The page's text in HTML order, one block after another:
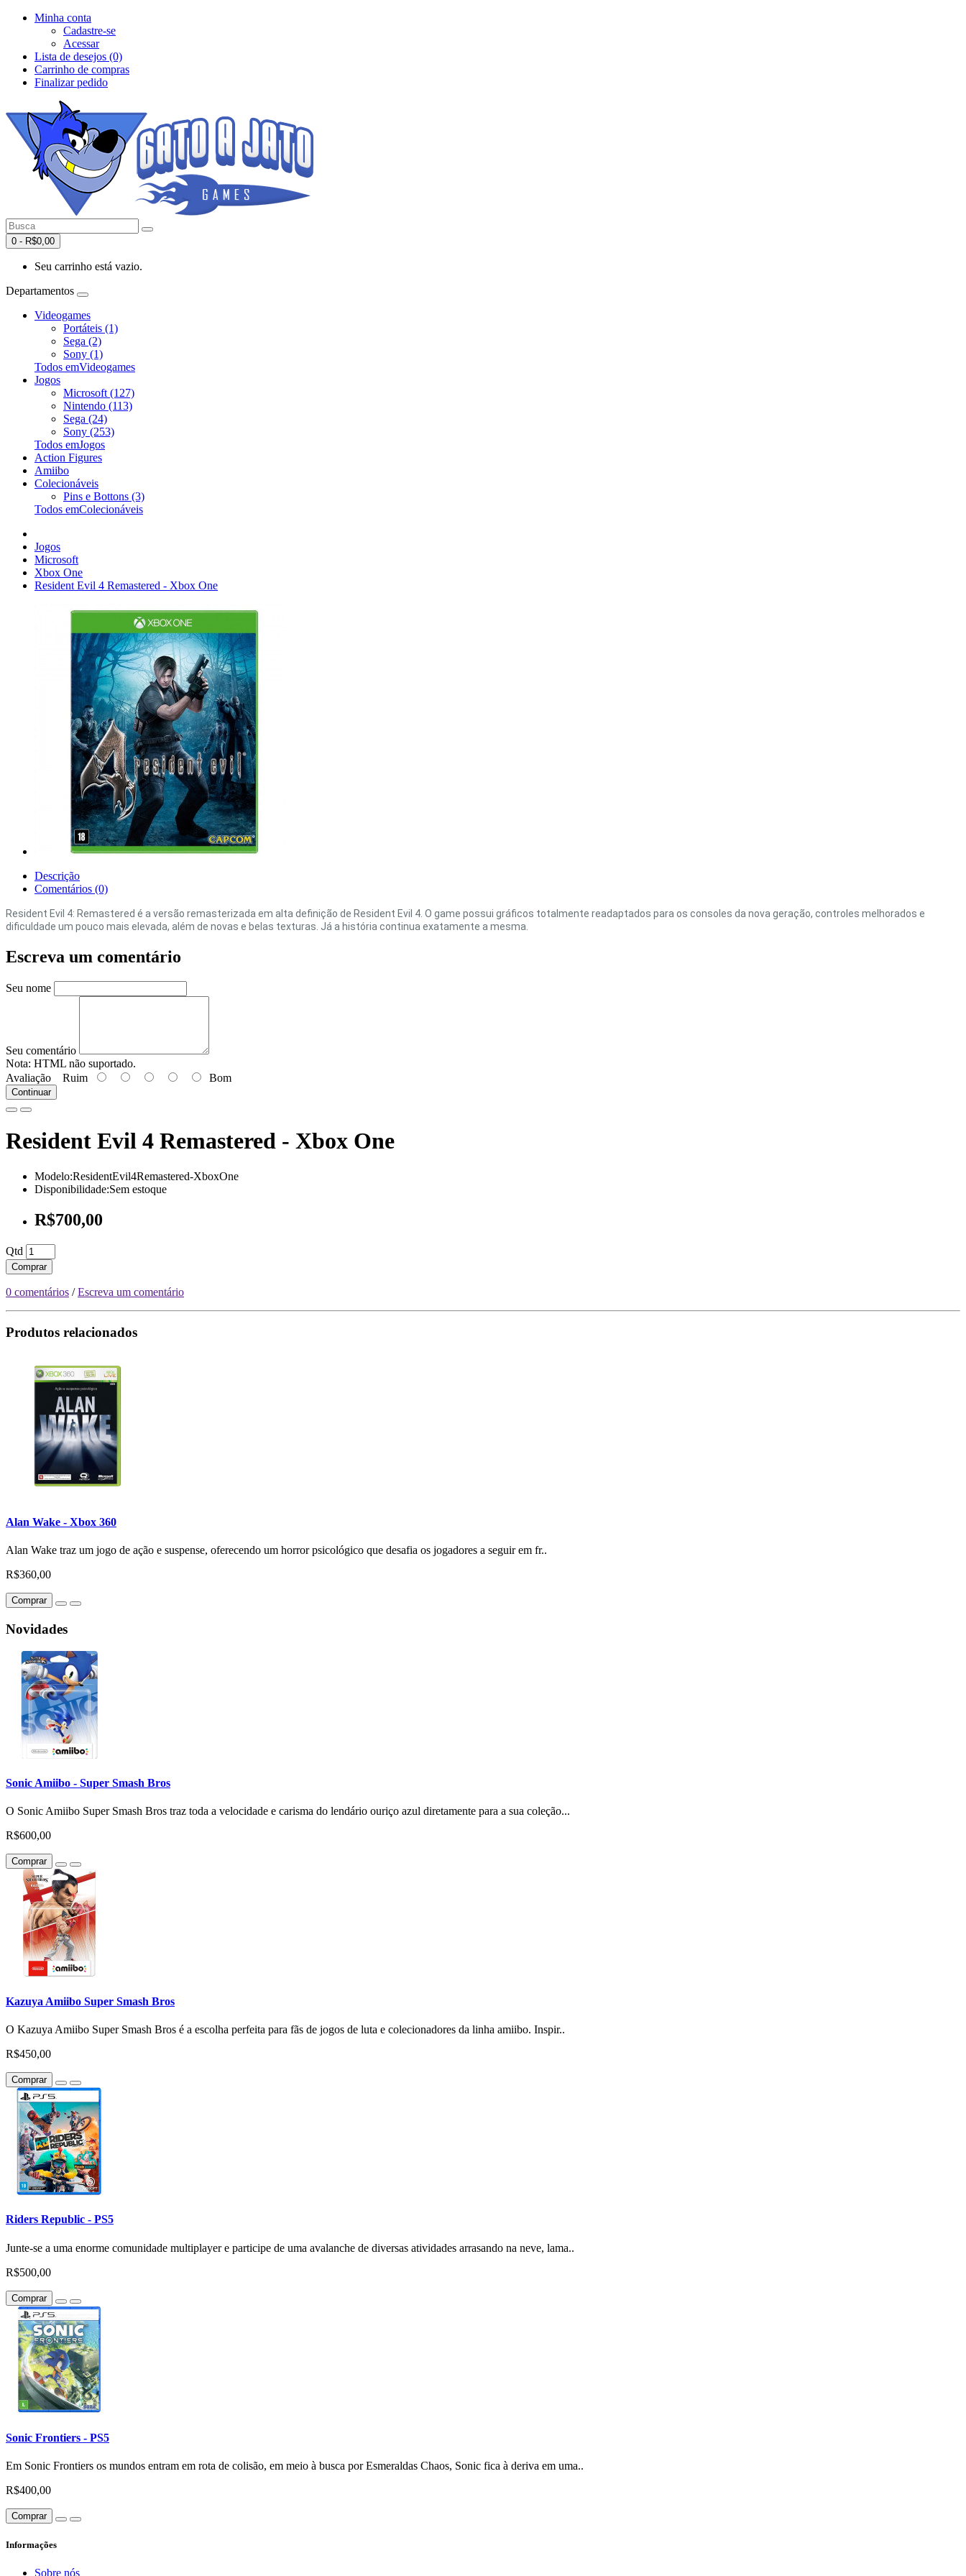
Minha conta
Cadastre-se
Acessar
Lista de desejos (0)
Carrinho de compras
Finalizar pedido
0 - R$0,00
Seu carrinho está vazio.
Departamentos
Videogames
Portáteis (1)
Sega (2)
Sony (1)
Todos emVideogames
Jogos
Microsoft (127)
Nintendo (113)
Sega (24)
Sony (253)
Todos emJogos
Action Figures
Amiibo
Colecionáveis
Pins e Bottons (3)
Todos emColecionáveis
Jogos
Microsoft
Xbox One
Resident Evil 4 Remastered - Xbox One
Descrição
Comentários (0)
Resident Evil 4: Remastered é a versão remasterizada em alta definição de Resident Evil 4. O game possui gráficos totalmente readaptados para os consoles da nova geração, controles melhorados e
dificuldade um pouco mais elevada, além de novas e belas texturas. Já a história continua exatamente a mesma.
Escreva um comentário
Seu nome
Seu comentário
Nota: HTML não suportado.
Avaliação Ruim Bom
Continuar
Resident Evil 4 Remastered - Xbox One
Modelo:ResidentEvil4Remastered-XboxOne
Disponibilidade:Sem estoque
R$700,00
Qtd
Comprar
0 comentários /Escreva um comentário
Produtos relacionados
Alan Wake - Xbox 360
Alan Wake traz um jogo de ação e suspense, oferecendo um horror psicológico que desafia os jogadores a seguir em fr..
R$360,00
Comprar
Novidades
Sonic Amiibo - Super Smash Bros
O Sonic Amiibo Super Smash Bros traz toda a velocidade e carisma do lendário ouriço azul diretamente para a sua coleção...
R$600,00
Comprar
Kazuya Amiibo Super Smash Bros
O Kazuya Amiibo Super Smash Bros é a escolha perfeita para fãs de jogos de luta e colecionadores da linha amiibo. Inspir..
R$450,00
Comprar
Riders Republic - PS5
Junte-se a uma enorme comunidade multiplayer e participe de uma avalanche de diversas atividades arrasando na neve, lama..
R$500,00
Comprar
Sonic Frontiers - PS5
Em Sonic Frontiers os mundos entram em rota de colisão, em meio à busca por Esmeraldas Chaos, Sonic fica à deriva em uma..
R$400,00
Comprar
Informações
Sobre nós